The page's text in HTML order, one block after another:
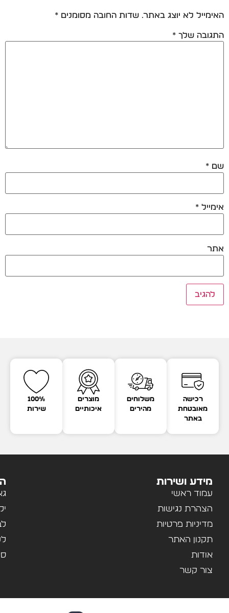
האימייל לא יוצג באתר. שדות החובה מסומנים *
התגובה שלך *
שם *
אימייל *
אתר
רכישה
מאובטחת
באתר
משלוחים
מהירים
מוצרים
איכותיים
100%
שירות
מידע ושירות
עמוד ראשי
הצהרת נגישות
מדיניות פרטיות
תקנון האתר
אודות
צור קשר